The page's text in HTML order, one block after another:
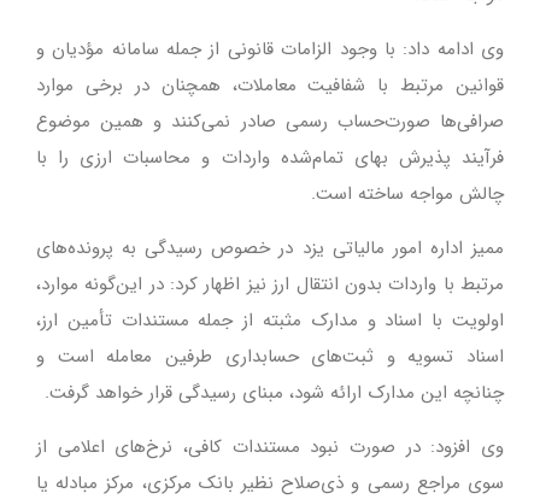
وی ادامه داد: با وجود الزامات قانونی از جمله سامانه مؤدیان و
قوانین مرتبط با شفافیت معاملات، همچنان در برخی موارد
صرافی‌ها صورت‌حساب رسمی صادر نمی‌کنند و همین موضوع
فرآیند پذیرش بهای تمام‌شده واردات و محاسبات ارزی را با
چالش مواجه ساخته است.
ممیز اداره امور مالیاتی یزد در خصوص رسیدگی به پرونده‌های
مرتبط با واردات بدون انتقال ارز نیز اظهار کرد: در این‌گونه موارد،
اولویت با اسناد و مدارک مثبته از جمله مستندات تأمین ارز،
اسناد تسویه و ثبت‌های حسابداری طرفین معامله است و
چنانچه این مدارک ارائه شود، مبنای رسیدگی قرار خواهد گرفت.
وی افزود: در صورت نبود مستندات کافی، نرخ‌های اعلامی از
سوی مراجع رسمی و ذی‌صلاح نظیر بانک مرکزی، مرکز مبادله یا